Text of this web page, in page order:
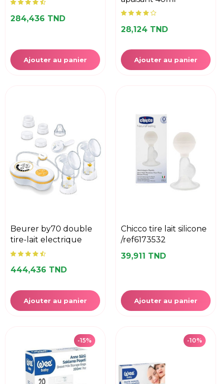
284,436 TND
Ajouter au panier
28,124 TND
Ajouter au panier
beurer by70 double
tire-lait electrique
444,436 TND
Ajouter au panier
chicco tire lait silicone
/ref6173532
39,911 TND
Ajouter au panier
-15% -10%